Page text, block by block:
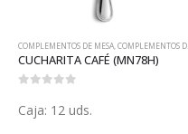
COMPLEMENTOS DE MESA,COMPLEMENTOS DE MESA
CUCHARITA CAFÉ (MN78H)
Caja: 12 uds.